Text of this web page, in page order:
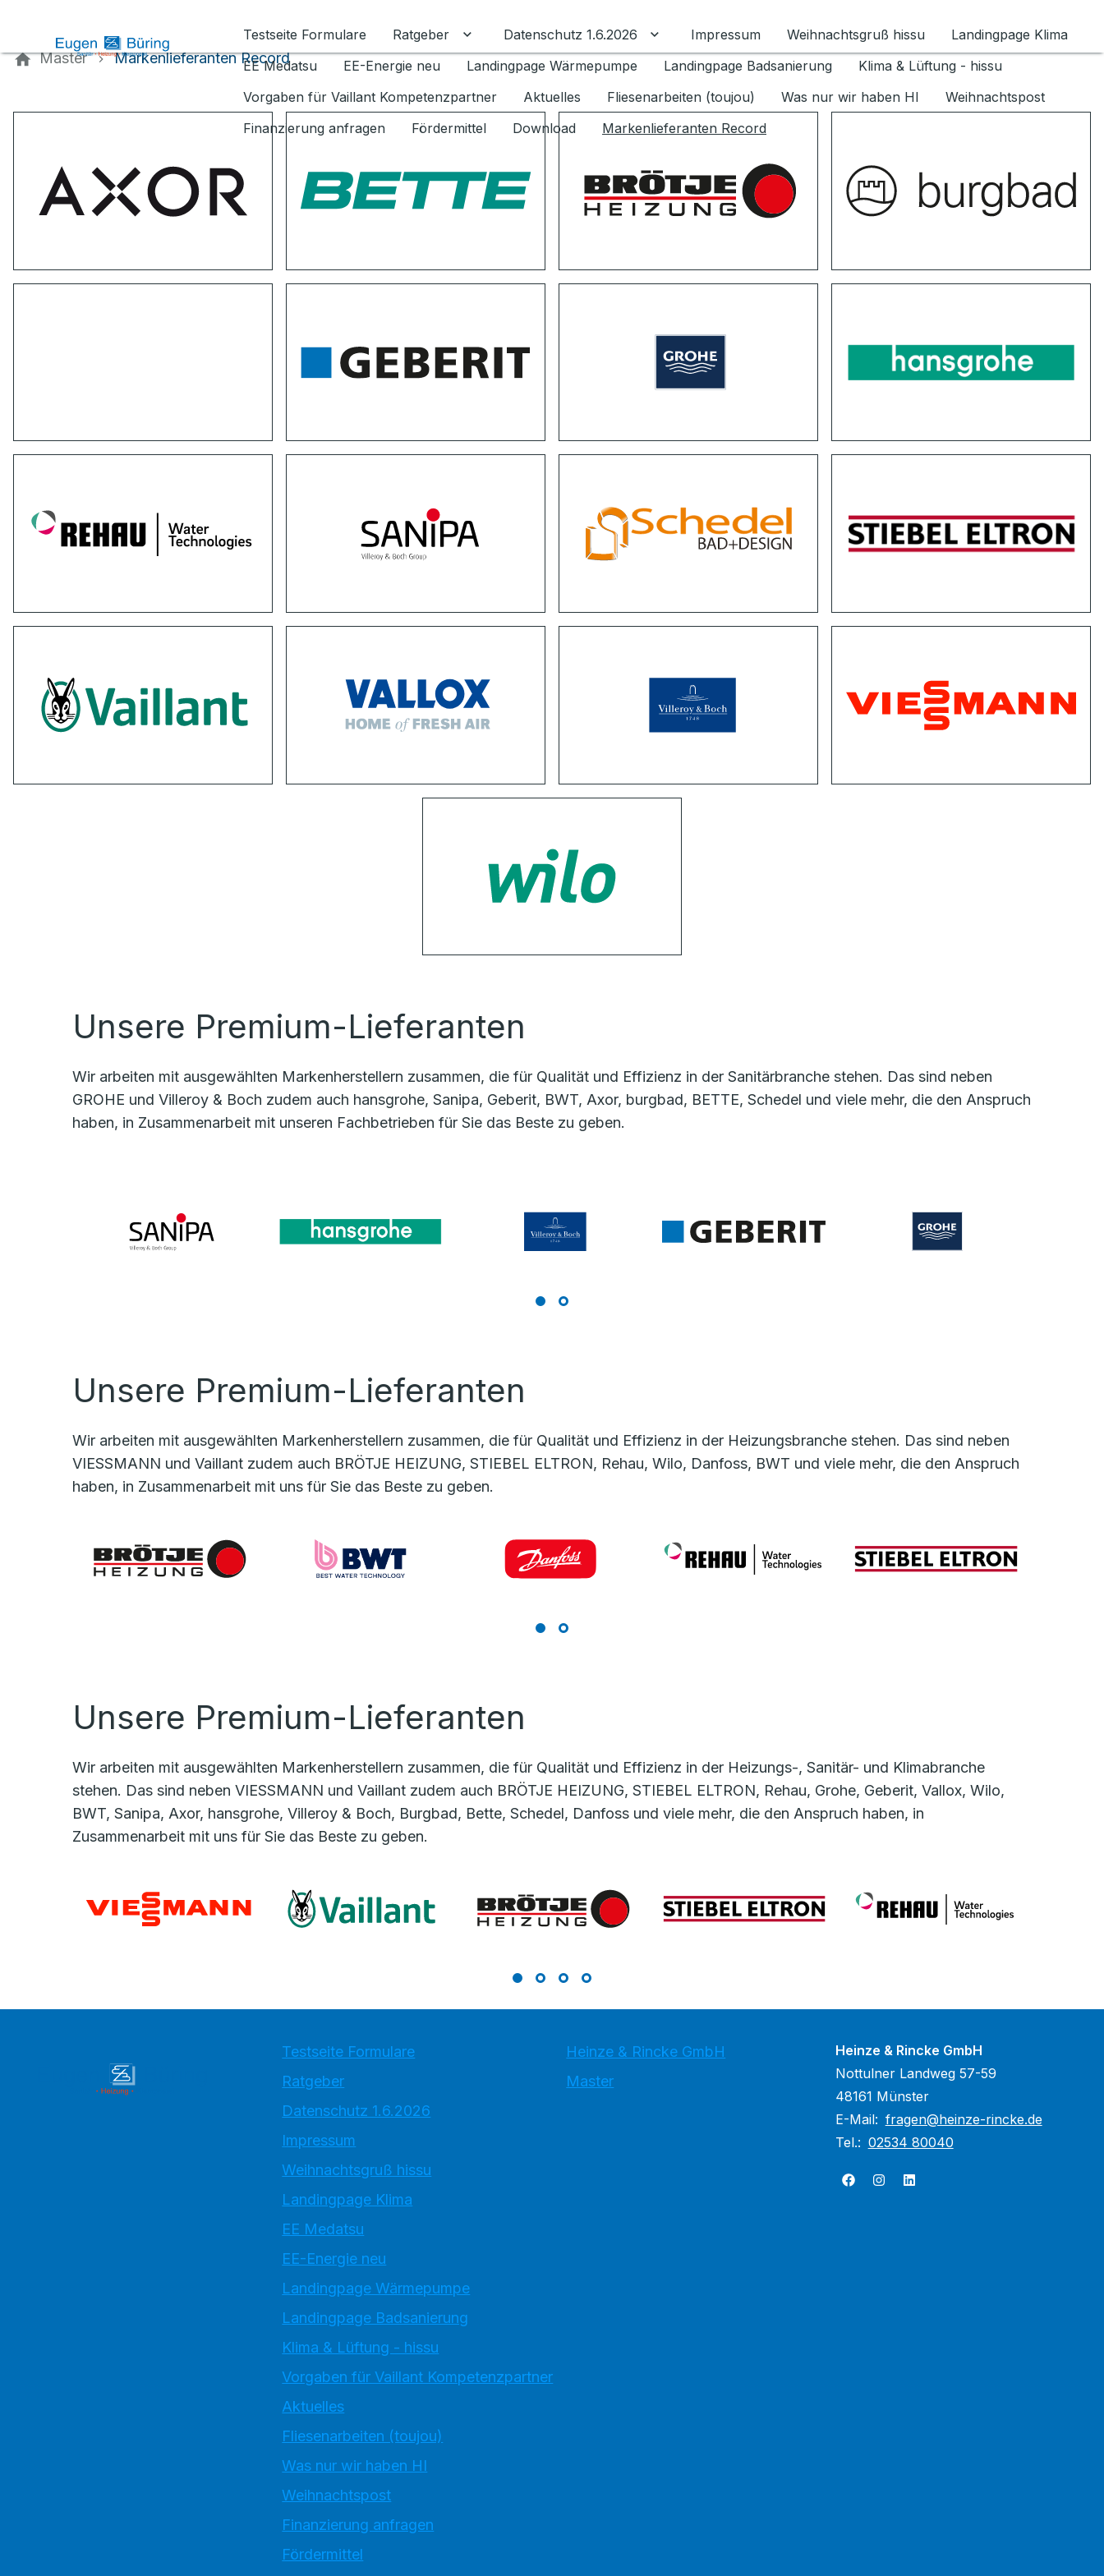
Testseite Formulare
Ratgeber Untermenü für Ratgeber umschalten
Datenschutz 1.6.2026 Untermenü für Datenschutz 1.6.2026 umschalten
Impressum Weihnachtsgruß hissu
Landingpage Klima
EE Medatsu
EE-Energie neu Landingpage Wärmepumpe Landingpage Badsanierung
Klima & Lüftung - hissu
Vorgaben für Vaillant Kompetenzpartner
Aktuelles Fliesenarbeiten (toujou) Was nur wir haben HI
Weihnachtspost
Finanzierung anfragen
Fördermittel Download Markenlieferanten Record
Master Markenlieferanten Record
Unsere Premium-Lieferanten
Wir arbeiten mit ausgewählten Markenherstellern zusammen, die für Qualität und Effizienz in der Sanitärbranche stehen. Das sind neben
GROHE und Villeroy & Boch zudem auch hansgrohe, Sanipa, Geberit, BWT, Axor, burgbad, BETTE, Schedel und viele mehr, die den Anspruch
haben, in Zusammenarbeit mit unseren Fachbetrieben für Sie das Beste zu geben.
Unsere Premium-Lieferanten
Wir arbeiten mit ausgewählten Markenherstellern zusammen, die für Qualität und Effizienz in der Heizungsbranche stehen. Das sind neben
VIESSMANN und Vaillant zudem auch BRÖTJE HEIZUNG, STIEBEL ELTRON, Rehau, Wilo, Danfoss, BWT und viele mehr, die den Anspruch
haben, in Zusammenarbeit mit uns für Sie das Beste zu geben.
Unsere Premium-Lieferanten
Wir arbeiten mit ausgewählten Markenherstellern zusammen, die für Qualität und Effizienz in der Heizungs-, Sanitär- und Klimabranche
stehen. Das sind neben VIESSMANN und Vaillant zudem auch BRÖTJE HEIZUNG, STIEBEL ELTRON, Rehau, Grohe, Geberit, Vallox, Wilo,
BWT, Sanipa, Axor, hansgrohe, Villeroy & Boch, Burgbad, Bette, Schedel, Danfoss und viele mehr, die den Anspruch haben, in
Zusammenarbeit mit uns für Sie das Beste zu geben.
Testseite Formulare
Ratgeber
Datenschutz 1.6.2026
Impressum
Weihnachtsgruß hissu
Landingpage Klima
EE Medatsu
EE-Energie neu
Landingpage Wärmepumpe
Landingpage Badsanierung
Klima & Lüftung - hissu
Vorgaben für Vaillant Kompetenzpartner
Aktuelles
Fliesenarbeiten (toujou)
Was nur wir haben HI
Weihnachtspost
Finanzierung anfragen
Fördermittel
Heinze & Rincke GmbH
Master
Heinze & Rincke GmbH
Nottulner Landweg 57-59
48161 Münster
E-Mail: fragen@heinze-rincke.de
Tel.: 02534 80040